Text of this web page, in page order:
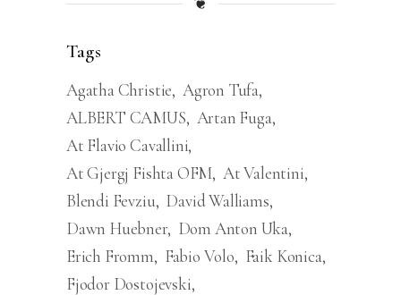
Tags
Agatha Christie Agron Tufa
ALBERT CAMUS Artan Fuga
At Flavio Cavallini
At Gjergj Fishta OFM At Valentini
Blendi Fevziu David Walliams
Dawn Huebner Dom Anton Uka
Erich Fromm
Fabio Volo
Faik Konica
Fjodor Dostojevski